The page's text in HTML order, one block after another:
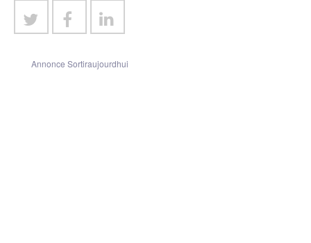
Annonce Sortiraujourdhui